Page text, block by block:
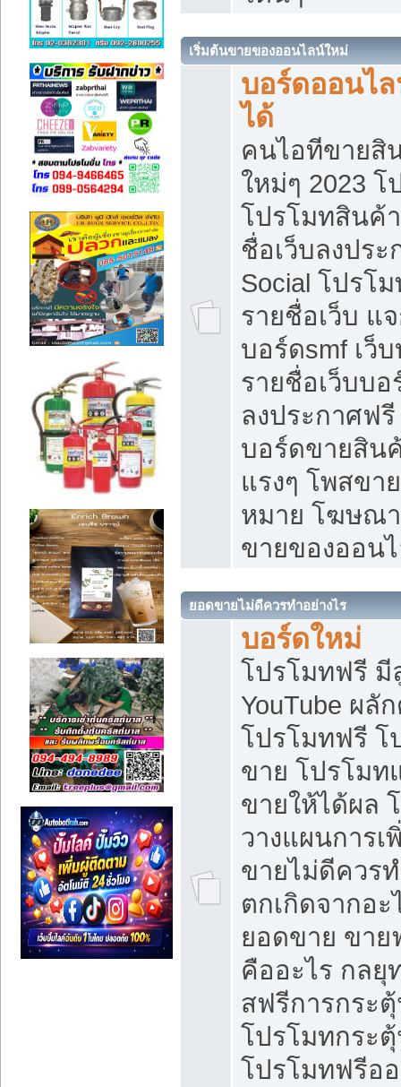
เริ่มต้นขายของออนไลน์ใหม่
บอร์ดออนไ
ได้
คนไอทีขายสิ
ใหม่ๆ 2023
โปรโมทสินค้
ชื่อเว็บลงปร
Social โปรโ
รายชื่อเว็บ แ
บอร์ดsmf เว็
รายชื่อเว็บบ
ลงประกาศฟรี
บอร์ดขายสิน
แรงๆ โพสขา
หมาย โฆษณ
ขายของออน
ยอดขายไม่ดีควรทำอย่างไร
บอร์ดใหม่
โปรโมทฟรี มี
YouTube ผลั
โปรโมทฟรี โ
ขาย โปรโมท
ขายให้ได้ผล
วางแผนการ
ขายไม่ดีควร
ตกเกิดจากอะ
ยอดขาย ขาย
คืออะไร กลยุ
สฟรีการกระ
โปรโมทกระ
โปรโมทฟรีอ